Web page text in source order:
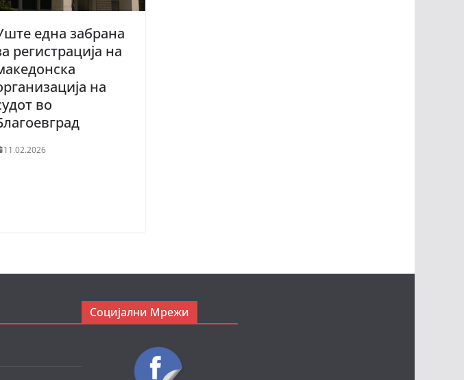
една забрана
регистрација на
на
во
11.02.2026
Социјални Мрежи